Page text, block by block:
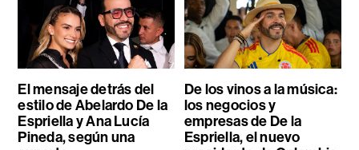
El mensaje detrás del
estilo de Abelardo De la
Espriella y Ana Lucía
Pineda, según una
De los vinos a la música:
los negocios y
empresas de De la
Espriella, el nuevo